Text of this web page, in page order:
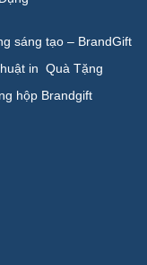
sáng tạo – BrandGift
in Quà Tặng
hộp Brandgift